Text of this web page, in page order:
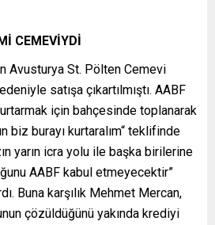
CEMEVİYDİ
Avusturya St. Pölten Cemevi
satışa çıkartılmıştı. AABF
için bahçesinde toplanarak
biz burayı kurtaralım“ teklifinde
yarın icra yolu ile başka birilerine
AABF kabul etmeyecektir”
Buna karşılık Mehmet Mercan,
çözüldüğünü yakında krediyi